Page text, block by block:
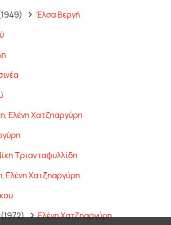
Έλσα Βεργή
, Ελένη Χατζηαργύρη
Τριανταφυλλίδη
, Ελένη Χατζηαργύρη
(1972) Ελένη Χατζηαργύρη